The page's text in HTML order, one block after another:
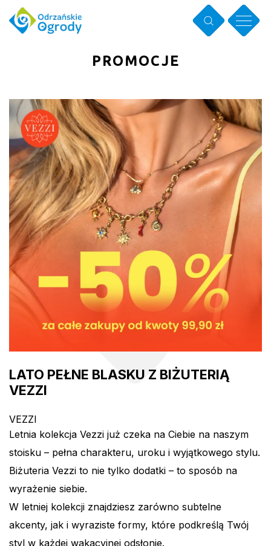
PROMOCJE
LATO PEŁNE BLASKU Z BIŻUTERIĄ
VEZZI
VEZZI
Letnia kolekcja Vezzi już czeka na Ciebie na naszym
stoisku – pełna charakteru, uroku i wyjątkowego stylu.
Biżuteria Vezzi to nie tylko dodatki – to sposób na
wyrażenie siebie.
W letniej kolekcji znajdziesz zarówno subtelne
akcenty, jak i wyraziste formy, które podkreślą Twój
styl w każdej wakacyjnej odsłonie.